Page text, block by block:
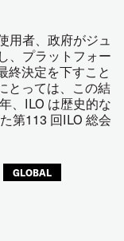
用者、政府がジュ
、プラットフォー
終決定を下すこと
とっては、この結
、ILO は歴史的な
第113 回ILO 総会
GLOBAL